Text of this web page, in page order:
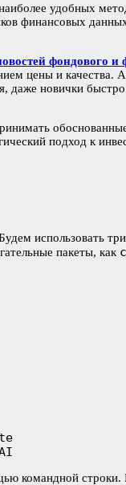
удобных
финансовых
фондового
цены и качества.
даже новички
подход к
использовать
пакеты, как
командной